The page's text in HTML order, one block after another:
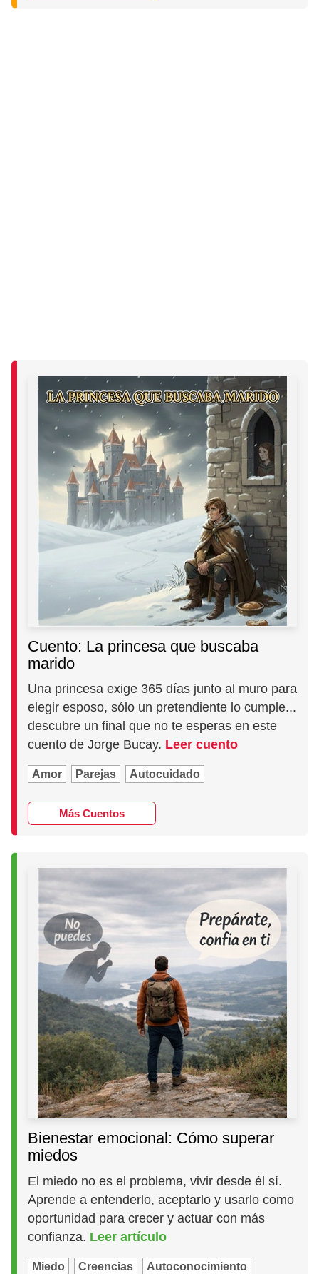
Cuento: La princesa que buscaba
marido
Una princesa exige 365 días junto al muro para
elegir esposo, sólo un pretendiente lo cumple...
descubre un final que no te esperas en este
cuento de Jorge Bucay. Leer cuento
Amor Parejas Autocuidado
Más Cuentos
Bienestar emocional: Cómo superar
miedos
El miedo no es el problema, vivir desde él sí.
Aprende a entenderlo, aceptarlo y usarlo como
oportunidad para crecer y actuar con más
confianza. Leer artículo
Miedo Creencias Autoconocimiento